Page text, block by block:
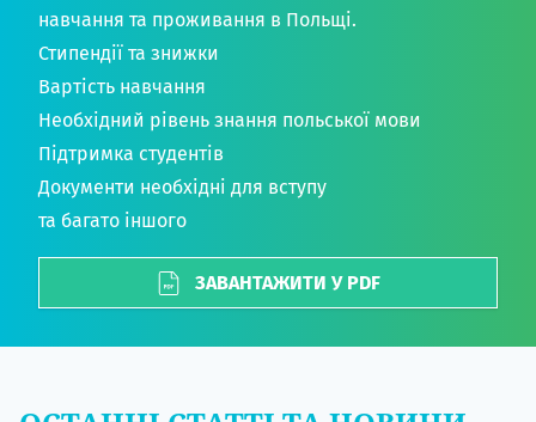
навчання та проживання в Польщі.
Стипендії та знижки
Вартість навчання
Необхідний рівень знання польської мови
Підтримка студентів
Документи необхідні для вступу
та багато іншого
ЗАВАНТАЖИТИ У PDF